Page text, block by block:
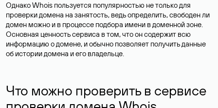
Однако Whois пользуется популярностью не только для
проверки домена на занятость, ведь определить, свободен ли
домен можно и в процессе подбора имени в доменной зоне.
Основная ценность сервиса в том, что он содержит всю
информацию о домене, и обычно позволяет получить данные
об истории домена и его владельце.
Что можно проверить в сервисе